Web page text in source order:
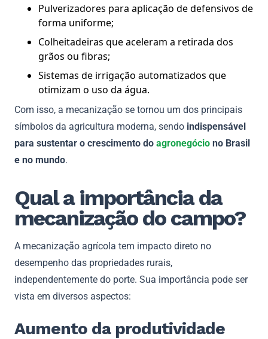
Pulverizadores para aplicação de defensivos de
forma uniforme;
Colheitadeiras que aceleram a retirada dos
grãos ou fibras;
Sistemas de irrigação automatizados que
otimizam o uso da água.
Com isso, a mecanização se tornou um dos principais
símbolos da agricultura moderna, sendo indispensável
para sustentar o crescimento do agronegócio no Brasil
e no mundo.
Qual a importância da
mecanização do campo?
A mecanização agrícola tem impacto direto no
desempenho das propriedades rurais,
independentemente do porte. Sua importância pode ser
vista em diversos aspectos:
Aumento da produtividade